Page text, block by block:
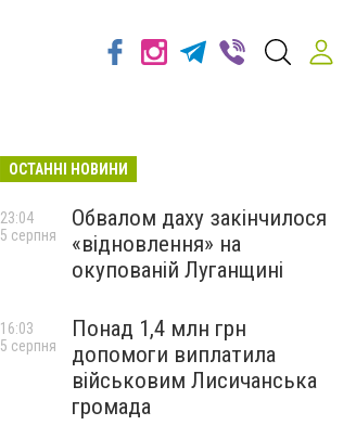
ОСТАННІ НОВИНИ
Обвалом даху закінчилося
«відновлення» на
окупованій Луганщині
23:04
5 серпня
Понад 1,4 млн грн
допомоги виплатила
військовим Лисичанська
громада
16:03
5 серпня